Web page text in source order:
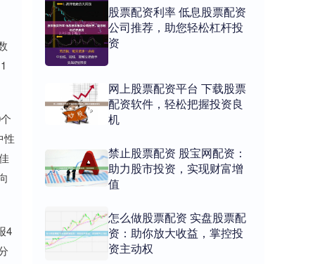
性
4
股票配资利率 低息股票配资
公司推荐，助您轻松杠杆投
资
网上股票配资平台 下载股票
配资软件，轻松把握投资良
机
禁止股票配资 股宝网配资：
助力股市投资，实现财富增
值
怎么做股票配资 实盘股票配
资：助你放大收益，掌控投
资主动权